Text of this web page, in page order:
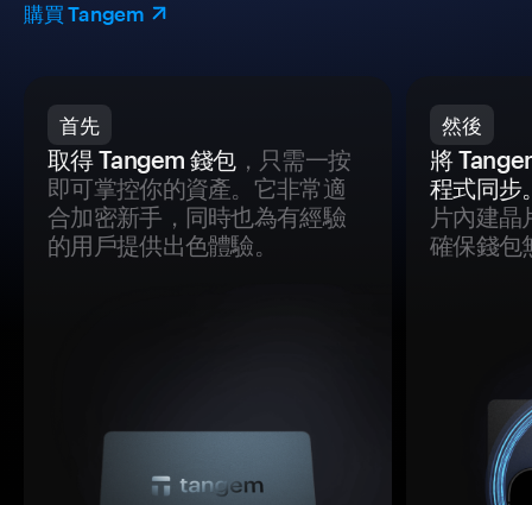
購買 Tangem
首先
取得 Tangem 錢包，只需一按
即可掌控你的資產。它非常適
合加密新手，同時也為有經驗
的用戶提供出色體驗。
然後
將
程式同步
片內建晶
確保錢包